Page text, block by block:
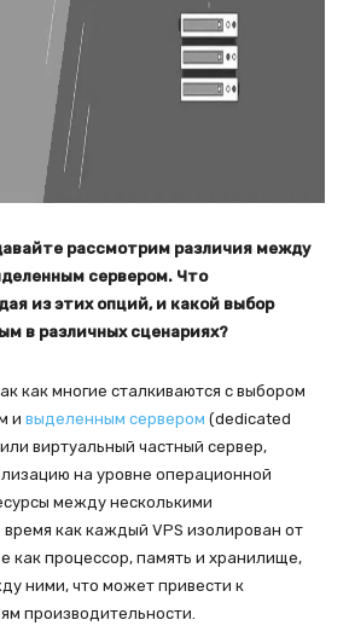
рассмотрим различия между
сервером. Что
из этих опций, и какой выбор
в различных сценариях?
как многие сталкиваются с выбором
и выделенным сервером (dedicated
виртуальный частный сервер,
на уровне операционной
между несколькими
время как каждый VPS изолирован от
как процессор, память и хранилище,
ними, что может привести к
производительности.